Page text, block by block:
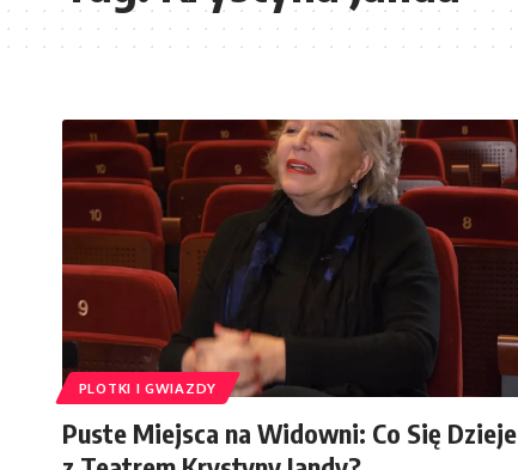
PLOTKI I GWIAZDY
Puste Miejsca na Widowni: Co Się Dzieje